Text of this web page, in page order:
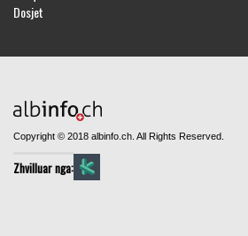
Dosjet
Copyright © 2018 albinfo.ch. All Rights Reserved.
Zhvilluar nga: